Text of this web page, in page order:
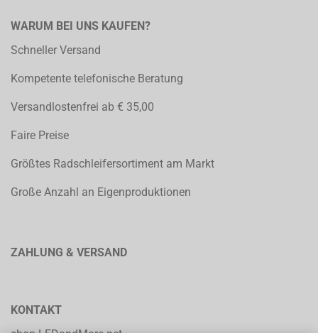
WARUM BEI UNS KAUFEN?
Schneller Versand
Kompetente telefonische Beratung
Versandlostenfrei ab € 35,00
Faire Preise
Größtes Radschleifersortiment am Markt
Große Anzahl an Eigenproduktionen
ZAHLUNG & VERSAND
KONTAKT